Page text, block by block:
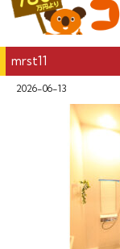
mrst11
2026-06-13